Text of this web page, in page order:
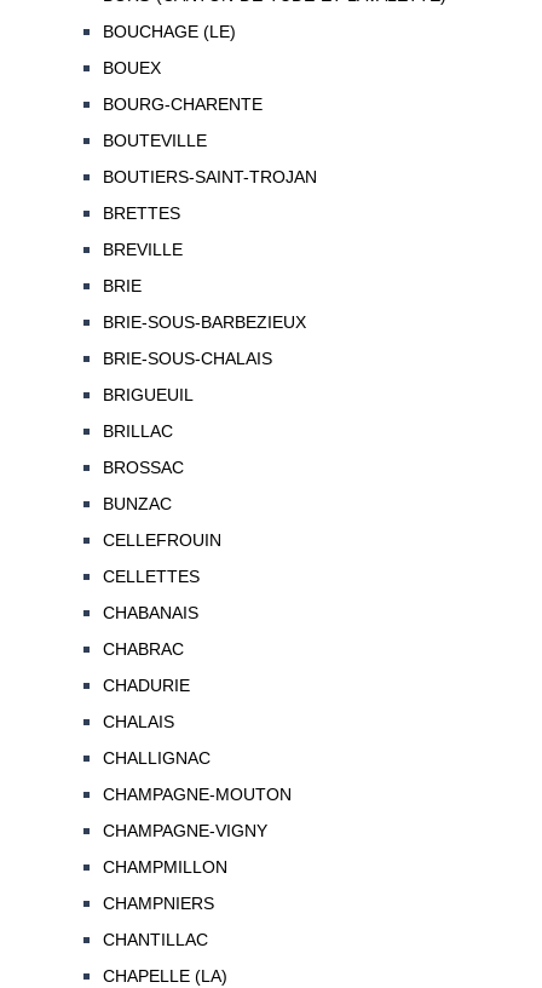
BOUCHAGE (LE)
BOUEX
BOURG-CHARENTE
BOUTEVILLE
BOUTIERS-SAINT-TROJAN
BRETTES
BREVILLE
BRIE
BRIE-SOUS-BARBEZIEUX
BRIE-SOUS-CHALAIS
BRIGUEUIL
BRILLAC
BROSSAC
BUNZAC
CELLEFROUIN
CELLETTES
CHABANAIS
CHABRAC
CHADURIE
CHALAIS
CHALLIGNAC
CHAMPAGNE-MOUTON
CHAMPAGNE-VIGNY
CHAMPMILLON
CHAMPNIERS
CHANTILLAC
CHAPELLE (LA)